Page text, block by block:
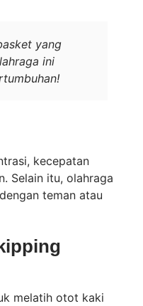
yang
ini
kecepatan
Selain itu, olahraga
teman atau
melatih otot kaki